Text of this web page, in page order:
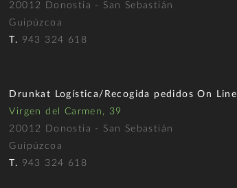
20012 Donostia - San Sebastián
Guipúzcoa
T. 943 324 618
Drunkat Logística/Recogida pedidos On Line
Virgen del Carmen, 39
20012 Donostia - San Sebastián
Guipúzcoa
T. 943 324 618